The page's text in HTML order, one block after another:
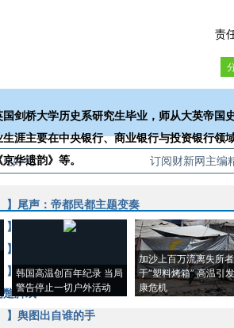
剑桥大学历史系研究生毕业，师从大英帝国
涯主要在中央银行、商业银行与投资银行领
华遗韵》等。
】尾声：帝都民都主题变奏
】收场不等于历史收声
】 国人学会了大请愿
】新政挂牌的新地标
蹩脚戏
】舆图出自谁的手
责
按钮，提交相关信息。经确认即可刊登转载。
好礼 订阅财新网主编
韩国高温创百年纪录 当局
警告停止一切户外活动
加沙上百万流离失所
于“塑料烤箱” 高温引
康危机